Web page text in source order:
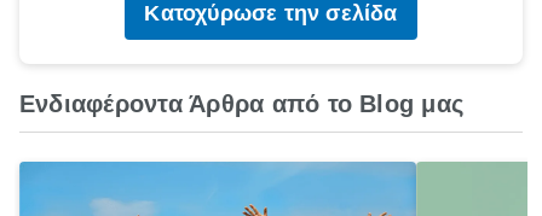
Κατοχύρωσε την σελίδα
Ενδιαφέροντα Άρθρα από το Blog μας